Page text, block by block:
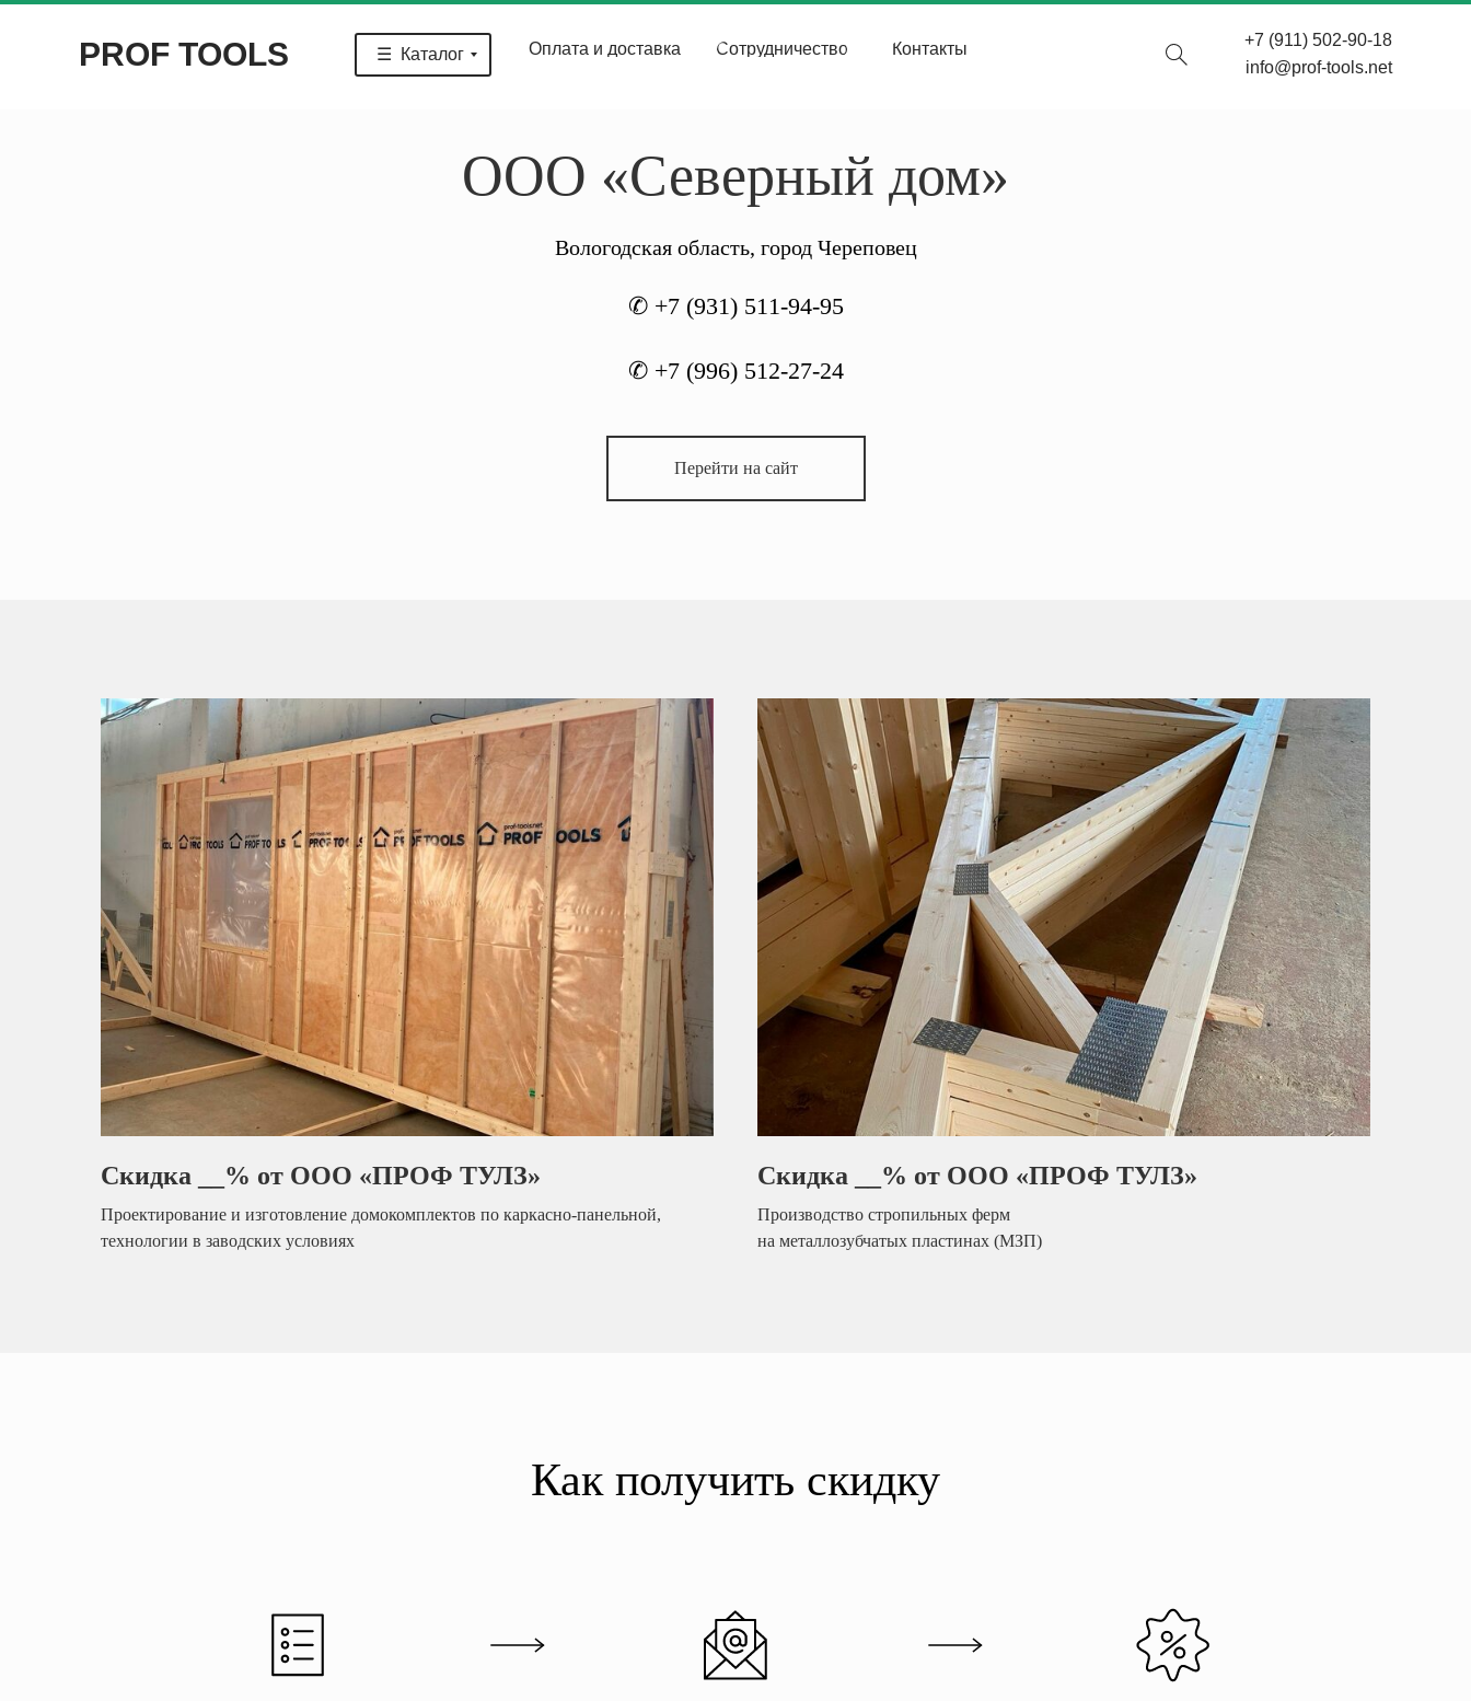
PROF TOOLS ☰ Каталог Оплата и доставка Сотрудничество Контакты
+7 (911) 502-90-18
info@prof-tools.net
ООО «Северный дом»
Вологодская область, город Череповец
✆ +7 (931) 511-94-95
✆ +7 (996) 512-27-24
Перейти на сайт
Скидка __% от ООО «ПРОФ ТУЛЗ»
Проектирование и изготовление домокомплектов по каркасно-панельной,
технологии в заводских условиях
Скидка __% от ООО «ПРОФ ТУЛЗ»
Производство стропильных ферм
на металлозубчатых пластинах (МЗП)
Как получить скидку